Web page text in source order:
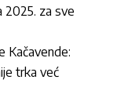
2025. za sve
Kačavende:
trka već